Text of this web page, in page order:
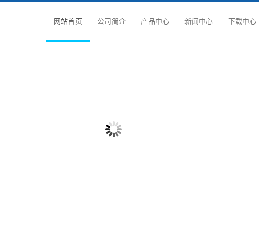
网站首页 公司简介 产品中心 新闻中心 下载中心